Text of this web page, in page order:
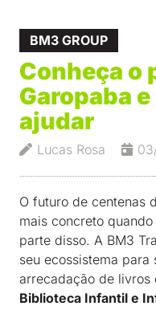
BM3 GROUP
Conheça o
Garopaba
ajudar
Lucas Rosa
O futuro de centenas
mais concreto
parte disso. A BM3
seu ecossistema
arrecadação de livros
Biblioteca Infantil e